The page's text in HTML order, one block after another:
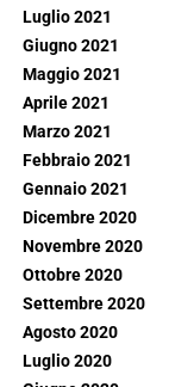
Luglio 2021
Giugno 2021
Maggio 2021
Aprile 2021
Marzo 2021
Febbraio 2021
Gennaio 2021
Dicembre 2020
Novembre 2020
Ottobre 2020
Settembre 2020
Agosto 2020
Luglio 2020